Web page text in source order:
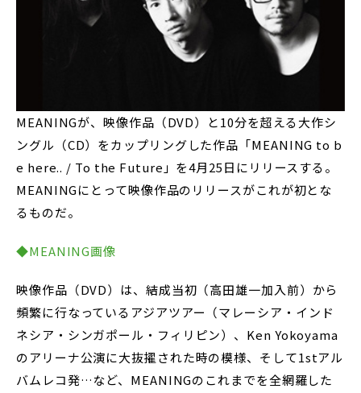
MEANINGが、映像作品（DVD）と10分を超える大作シ
ングル（CD）をカップリングした作品「MEANING to b
e here.. / To the Future」を4月25日にリリースする。
MEANINGにとって映像作品のリリースがこれが初とな
るものだ。
◆MEANING画像
映像作品（DVD）は、結成当初（高田雄一加入前）から
頻繁に行なっているアジアツアー（マレーシア・インド
ネシア・シンガポール・フィリピン）、Ken Yokoyama
のアリーナ公演に大抜擢された時の模様、そして1stアル
バムレコ発…など、MEANINGのこれまでを全網羅した